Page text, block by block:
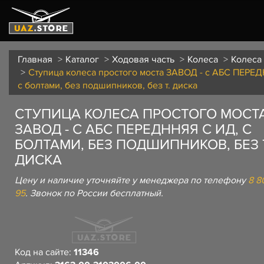
Главная Каталог Ходовая часть Колеса
Ступица колеса простого моста ЗАВОД - с АБС
с болтами, без подшипников, без т. диска
СТУПИЦА КОЛЕСА ПРОСТОГО
ЗАВОД - С АБС ПЕРЕДННЯЯ С ИД, С
БОЛТАМИ, БЕЗ ПОДШИПНИКОВ, БЕЗ
ДИСКА
Цену и наличие уточняйте у менеджера по телефону8
95. Звонок по России бесплатный.
Код на сайте: 11346